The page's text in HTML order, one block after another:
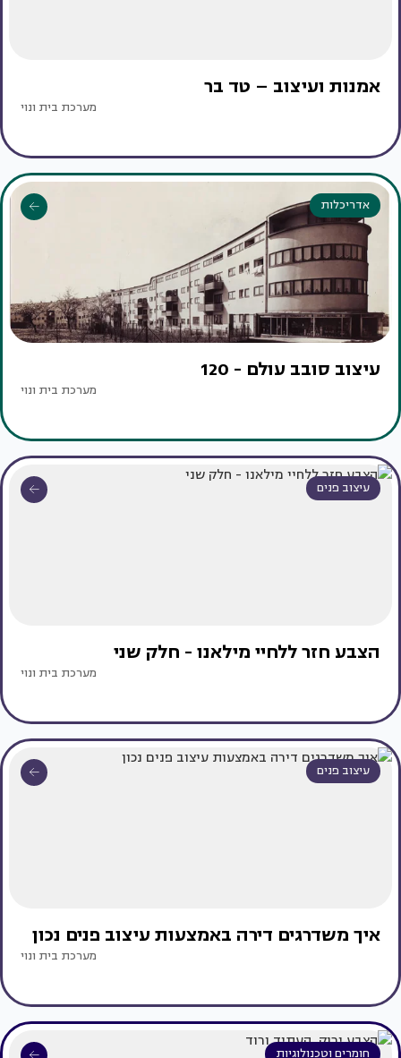
אמנות ועיצוב – טד בר
מערכת בית ונוי
אדריכלות
עיצוב סובב עולם - 120
מערכת בית ונוי
עיצוב פנים
הצבע חזר ללחיי מילאנו - חלק שני
מערכת בית ונוי
עיצוב פנים
איך משדרגים דירה באמצעות עיצוב פנים נכון
מערכת בית ונוי
חומרים וטכנולוגיות